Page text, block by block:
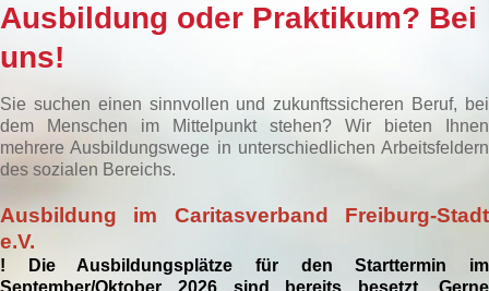
Ausbildung oder Praktikum? Bei
uns!
Sie suchen einen sinnvollen und zukunftssicheren Beruf, bei
dem Menschen im Mittelpunkt stehen? Wir bieten Ihnen
mehrere Ausbildungswege in unterschiedlichen Arbeitsfeldern
des sozialen Bereichs.
Ausbildung im Caritasverband Freiburg-Stadt
e.V.
! Die Ausbildungsplätze für den Starttermin im
September/Oktober 2026 sind bereits besetzt. Gerne